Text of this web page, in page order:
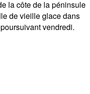
la côte de la péninsule
de vieille glace dans
vendredi.